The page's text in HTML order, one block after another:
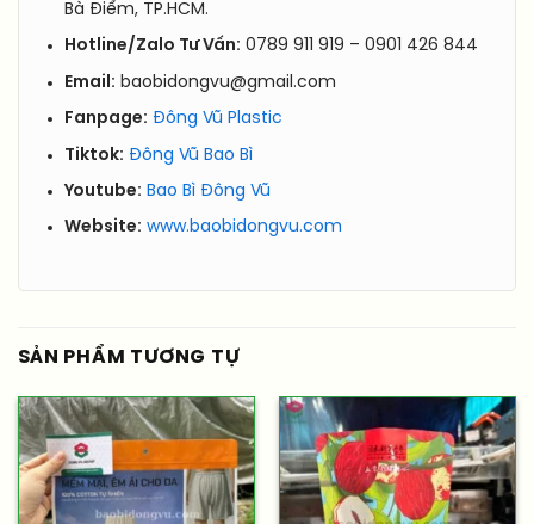
Bà Điểm, TP.HCM.
Hotline/Zalo Tư Vấn: 0789 911 919 – 0901 426 844
Email: baobidongvu@gmail.com
Fanpage: Đông Vũ Plastic
Tiktok: Đông Vũ Bao Bì
Youtube: Bao Bì Đông Vũ
Website: www.baobidongvu.com
SẢN PHẨM TƯƠNG TỰ